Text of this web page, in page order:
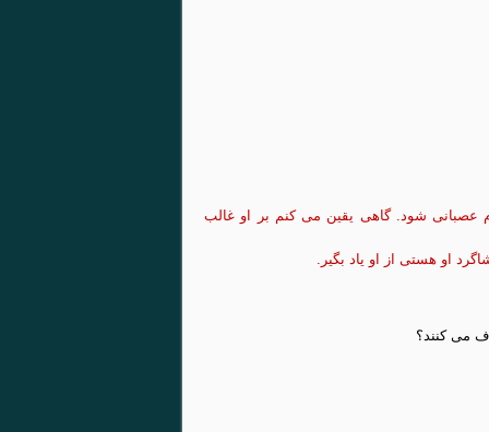
عصبانی شود. گاهی یقین می کنم بر او غالب
او هستی از او یاد بگیر.
می کنند؟